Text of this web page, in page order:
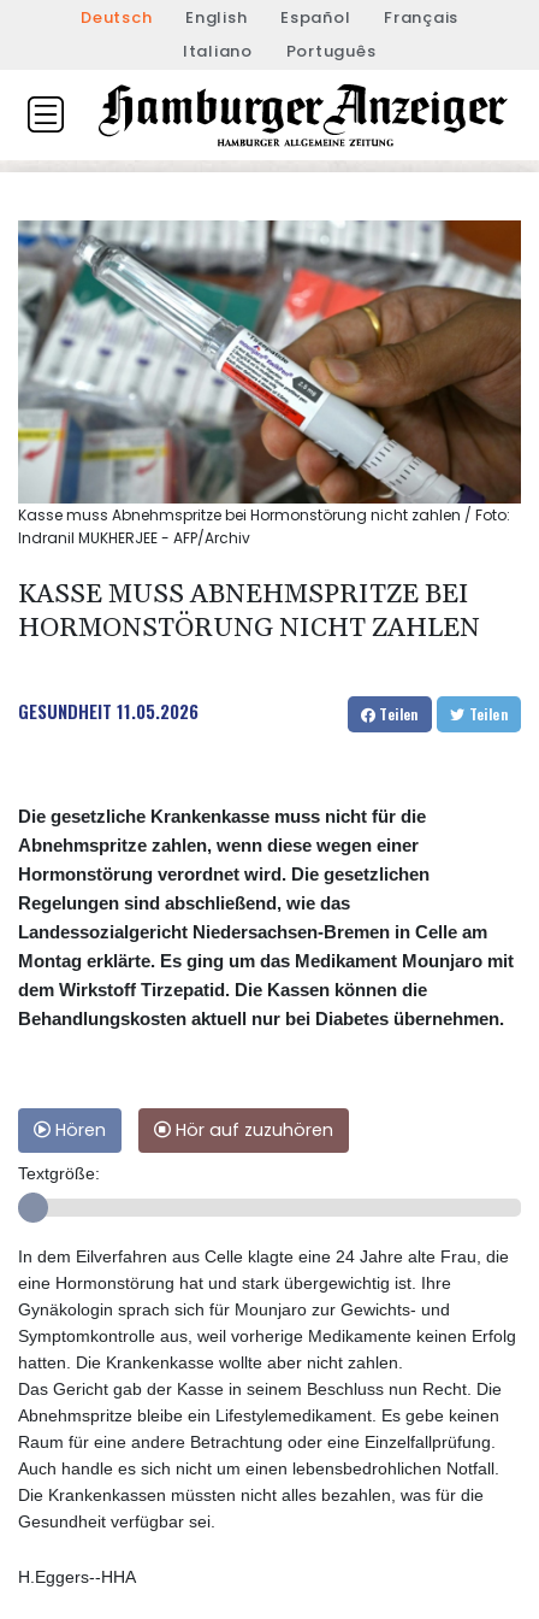
Deutsch English Español
Français
Italiano
Português
Kasse muss Abnehmspritze bei Hormonstörung nicht zahlen / Foto:
Indranil MUKHERJEE - AFP/Archiv
KASSE MUSS ABNEHMSPRITZE BEI
HORMONSTÖRUNG NICHT ZAHLEN
GESUNDHEIT 11.05.2026 Teilen Teilen
Die gesetzliche Krankenkasse muss nicht für die
Abnehmspritze zahlen, wenn diese wegen einer
Hormonstörung verordnet wird. Die gesetzlichen
Regelungen sind abschließend, wie das
Landessozialgericht Niedersachsen-Bremen in Celle am
Montag erklärte. Es ging um das Medikament Mounjaro mit
dem Wirkstoff Tirzepatid. Die Kassen können die
Behandlungskosten aktuell nur bei Diabetes übernehmen.
Hören Hör auf zuzuhören
Textgröße:
In dem Eilverfahren aus Celle klagte eine 24 Jahre alte Frau, die
eine Hormonstörung hat und stark übergewichtig ist. Ihre
Gynäkologin sprach sich für Mounjaro zur Gewichts- und
Symptomkontrolle aus, weil vorherige Medikamente keinen Erfolg
hatten. Die Krankenkasse wollte aber nicht zahlen.
Das Gericht gab der Kasse in seinem Beschluss nun Recht. Die
Abnehmspritze bleibe ein Lifestylemedikament. Es gebe keinen
Raum für eine andere Betrachtung oder eine Einzelfallprüfung.
Auch handle es sich nicht um einen lebensbedrohlichen Notfall.
Die Krankenkassen müssten nicht alles bezahlen, was für die
Gesundheit verfügbar sei.
H.Eggers--HHA